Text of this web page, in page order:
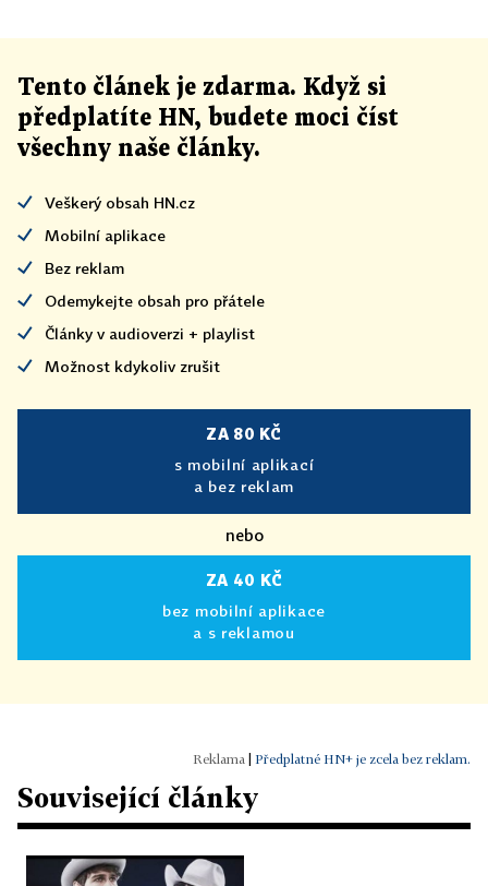
Tento článek je zdarma. Když si
předplatíte HN, budete moci číst
všechny naše články.
Veškerý obsah HN.cz
Mobilní aplikace
Bez reklam
Odemykejte obsah pro přátele
Články v audioverzi + playlist
Možnost kdykoliv zrušit
ZA 80 KČ
s mobilní aplikací
a bez reklam
nebo
ZA 40 KČ
bez mobilní aplikace
a s reklamou
Předplatné HN+ je zcela bez reklam.
Související články